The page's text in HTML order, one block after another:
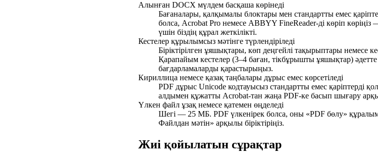
Алынған DOCX мүлдем басқаша көрінеді
Бағаналары, қалқымалы блоктары мен стандартты емес
болса, Acrobat Pro немесе ABBYY FineReader-ді көріп
үшін біздің құрал жеткілікті.
Кестелер құрылымсыз мәтінге түрлендіріледі
Біріктірілген ұяшықтары, көп деңгейлі тақырыптары немесе
Қарапайым кестелер (3–4 баған, тікбұрышты ұяшықтар)
бағдарламаларды қарастырыңыз.
Кириллица немесе қазақ таңбалары дұрыс емес көрсетіледі
PDF дұрыс Unicode кодтауысыз стандартты емес қаріптерді
алдымен құжатты Acrobat-тан жаңа PDF-ке басып шығару
Үлкен файл ұзақ немесе қатемен өңделеді
Шегі — 25 МБ. PDF үлкенірек болса, оны «PDF бөлу»
Файлдан мәтін» арқылы біріктіріңіз.
Жиі қойылатын сұрақтар